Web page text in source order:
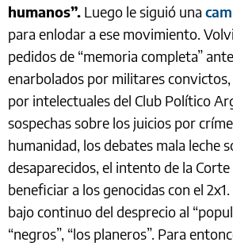
humanos”. Luego le siguió una
para enlodar a ese movimiento.
pedidos de “memoria completa”
enarbolados por militares
por intelectuales del Club Político
sospechas sobre los juicios por
humanidad, los debates mala leche
desaparecidos, el intento de la
beneficiar a los genocidas con el
bajo continuo del desprecio al
“negros”, “los planeros”. Para